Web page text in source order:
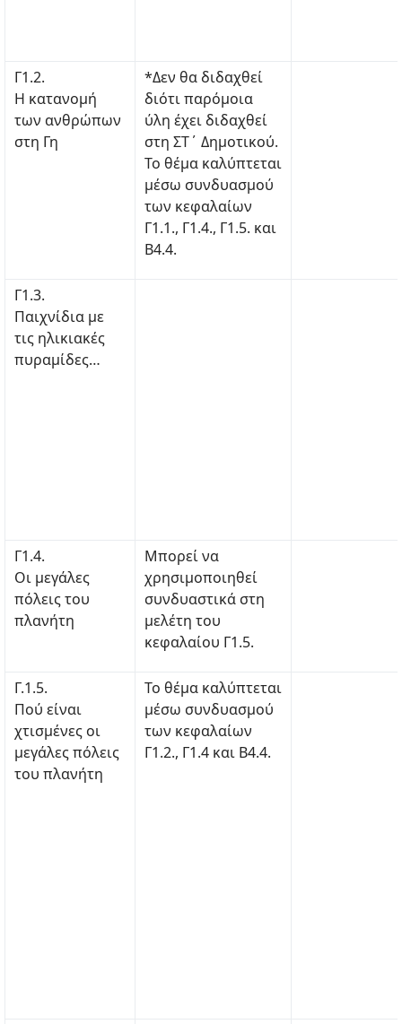
Γ1.2.
Η κατανομή
των ανθρώπων
στη Γη
*Δεν θα διδαχθεί
διότι παρόμοια
ύλη έχει διδαχθεί
στη ΣΤ΄ Δημοτικού.
Το θέμα καλύπτεται
μέσω συνδυασμού
των κεφαλαίων
Γ1.1., Γ1.4., Γ1.5. και
Β4.4.
Γ1.3.
Παιχνίδια με
τις ηλικιακές
πυραμίδες…
Γ1.4.
Οι μεγάλες
πόλεις του
πλανήτη
Μπορεί να
χρησιμοποιηθεί
συνδυαστικά στη
μελέτη του
κεφαλαίου Γ1.5.
Γ.1.5.
Πού είναι
χτισμένες οι
μεγάλες πόλεις
του πλανήτη
Το θέμα καλύπτεται
μέσω συνδυασμού
των κεφαλαίων
Γ1.2., Γ1.4 και Β4.4.